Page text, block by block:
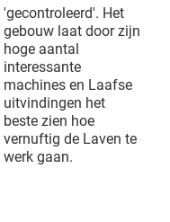
'gecontroleerd'. Het
gebouw laat door zijn
hoge aantal
interessante
machines en Laafse
uitvindingen het
beste zien hoe
vernuftig de Laven te
werk gaan.